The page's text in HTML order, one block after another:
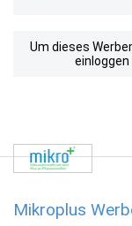
Um dieses
Mikroplus